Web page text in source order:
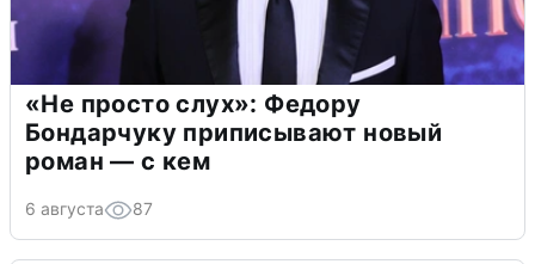
«Не просто слух»: Федору
Бондарчуку приписывают новый
роман — с кем
6 августа 87